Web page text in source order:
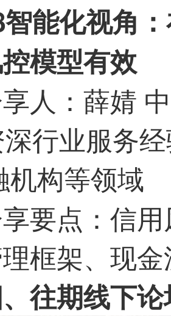
能化视角
模型有效
人：薛婧
行业服务
机构等领域
要点：信
框架、现
往期线下